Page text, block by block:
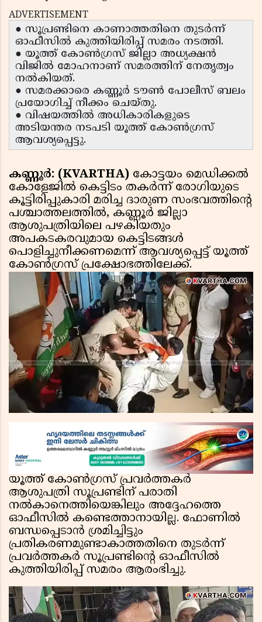
ADVERTISEMENT
● സൂപ്രണ്ടിനെ കാണാത്തതിനെ തുടർന്ന്
ഓഫീസിൽ കുത്തിയിരിപ്പ് സമരം നടത്തി.
● യൂത്ത് കോൺഗ്രസ് ജില്ലാ അധ്യക്ഷൻ
വിജിൽ മോഹനാണ് സമരത്തിന് നേതൃത്വം
നൽകിയത്.
● സമരക്കാരെ കണ്ണൂർ ടൗൺ പോലീസ് ബലം
പ്രയോഗിച്ച് നീക്കം ചെയ്തു.
● വിഷയത്തിൽ അധികാരികളുടെ
അടിയന്തര നടപടി യൂത്ത് കോൺഗ്രസ്
ആവശ്യപ്പെട്ടു.
കണ്ണൂർ: (KVARTHA) കോട്ടയം മെഡിക്കൽ
കോളേജിൽ കെട്ടിടം തകർന്ന് രോഗിയുടെ
കൂട്ടിരിപ്പുകാരി മരിച്ച ദാരുണ സംഭവത്തിന്റെ
പശ്ചാത്തലത്തിൽ, കണ്ണൂർ ജില്ലാ
ആശുപത്രിയിലെ പഴകിയതും
അപകടകരവുമായ കെട്ടിടങ്ങൾ
പൊളിച്ചുനീക്കണമെന്ന് ആവശ്യപ്പെട്ട് യൂത്ത്
കോൺഗ്രസ് പ്രക്ഷോഭത്തിലേക്ക്.
യൂത്ത് കോൺഗ്രസ് പ്രവർത്തകർ
ആശുപത്രി സൂപ്രണ്ടിന് പരാതി
നൽകാനെത്തിയെങ്കിലും അദ്ദേഹത്തെ
ഓഫീസിൽ കണ്ടെത്താനായില്ല. ഫോണിൽ
ബന്ധപ്പെടാൻ ശ്രമിച്ചിട്ടും
പ്രതികരണമുണ്ടാകാത്തതിനെ തുടർന്ന്
പ്രവർത്തകർ സൂപ്രണ്ടിന്റെ ഓഫീസിൽ
കുത്തിയിരിപ്പ് സമരം ആരംഭിച്ചു.